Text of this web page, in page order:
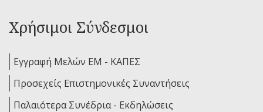
Χρήσιμοι Σύνδεσμοι
Εγγραφή Μελών ΕΜ - ΚΑΠΕΣ
Προσεχείς Επιστημονικές Συναντήσεις
Παλαιότερα Συνέδρια - Εκδηλώσεις